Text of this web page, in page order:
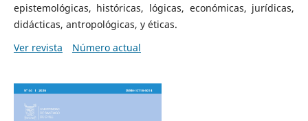
epistemológicas, históricas, lógicas, económicas, jurídicas,
didácticas, antropológicas, y éticas.
Ver revista
Número actual